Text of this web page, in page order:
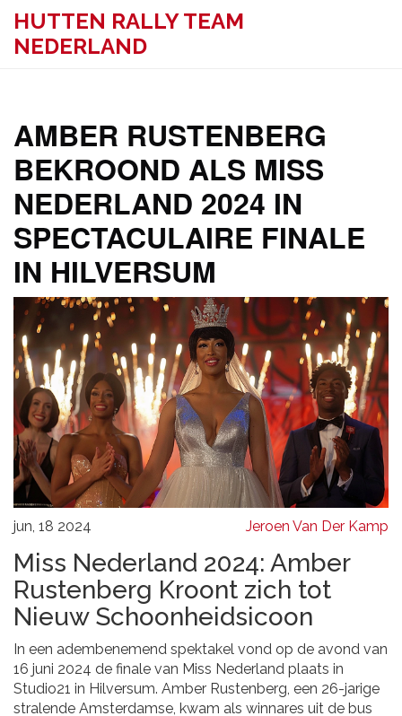
HUTTEN RALLY TEAM
NEDERLAND
AMBER RUSTENBERG
BEKROOND ALS MISS
NEDERLAND 2024 IN
SPECTACULAIRE FINALE
IN HILVERSUM
jun, 18 2024 Jeroen Van Der Kamp
Miss Nederland 2024: Amber
Rustenberg Kroont zich tot
Nieuw Schoonheidsicoon
In een adembenemend spektakel vond op de avond van
16 juni 2024 de finale van Miss Nederland plaats in
Studio21 in Hilversum. Amber Rustenberg, een 26-jarige
stralende Amsterdamse, kwam als winnares uit de bus